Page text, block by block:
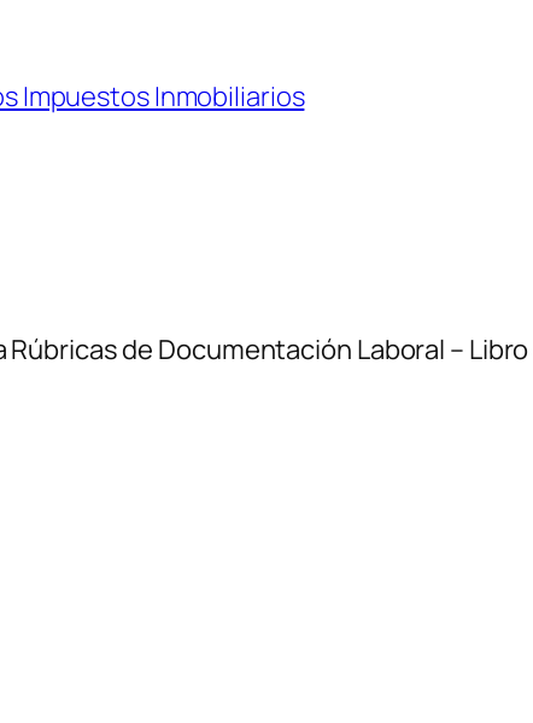
Impuestos Inmobiliarios
Rúbricas de Documentación Laboral –